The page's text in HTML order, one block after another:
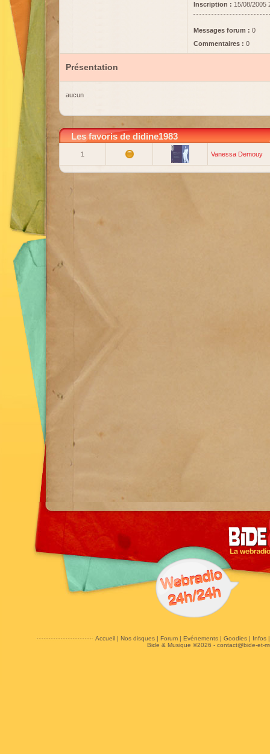
Inscription : 15/08/2005
Messages forum : 0
Commentaires : 0
Présentation
aucun
Les favoris de didine1983
1 Vanessa Demouy
Accueil| Nos disques| Forum| Evénements| Goodies| Infos
Bide & Musique ©2026 - contact@bide-et-